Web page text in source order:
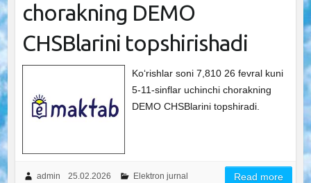
chorakning DEMO
CHSBlarini topshirishadi
Ko‘rishlar soni 7,810 26 fevral kuni
5-11-sinflar uchinchi chorakning
DEMO CHSBlarini topshiradi.
admin 25.02.2026 Elektron jurnal Read more